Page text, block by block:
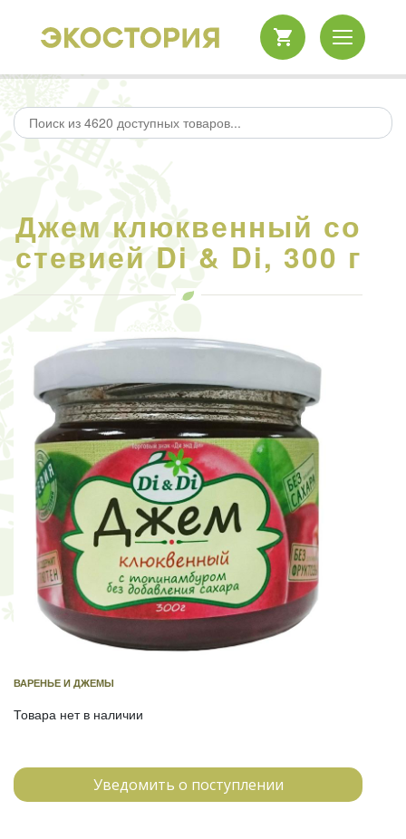
Джем клюквенный со
стевией Di & Di, 300 г
ВАРЕНЬЕ И ДЖЕМЫ
Товара нет в наличии
Уведомить о поступлении